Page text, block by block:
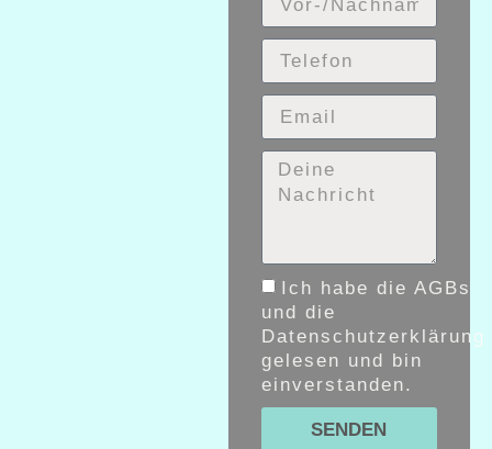
Ich habe die AGBs
und die
Datenschutzerklärung
gelesen und bin
einverstanden.
SENDEN